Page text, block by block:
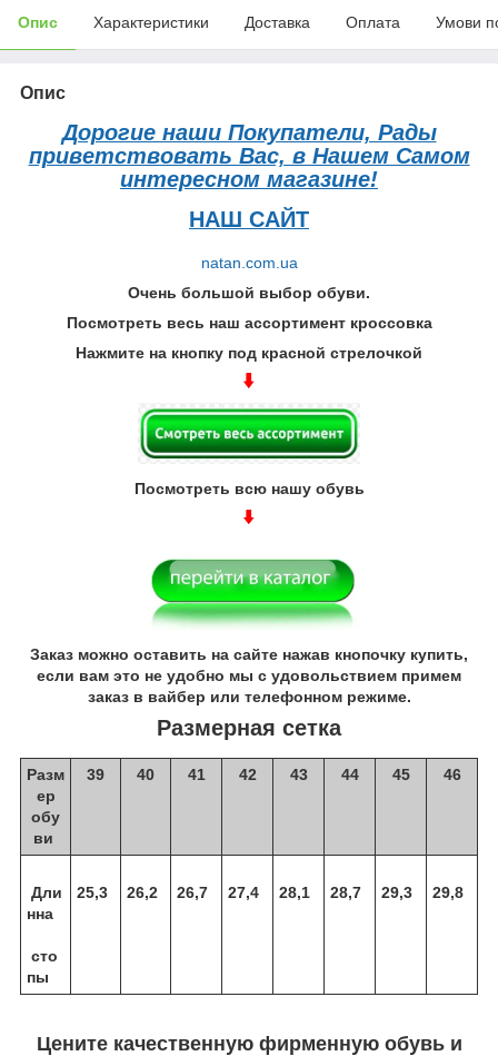
Опис Характеристики Доставка Оплата Умови
Опис
Дорогие наши Покупатели, Рады
приветствовать Вас, в Нашем Самом
интересном магазине!
НАШ САЙТ
natan.com.ua
Очень большой выбор обуви.
Посмотреть весь наш ассортимент кроссовка
Нажмите на кнопку под красной стрелочкой
Посмотреть всю нашу обувь
Заказ можно оставить на сайте нажав кнопочку купить,
если вам это не удобно мы с удовольствием примем
заказ в вайбер или телефонном режиме.
Размерная сетка
Разм
ер
обу
ви
39 40 41 42 43 44 45 46
Дли
нна
сто
пы
25,3 26,2 26,7 27,4 28,1 28,7 29,3 29,8
Цените качественную фирменную обувь и